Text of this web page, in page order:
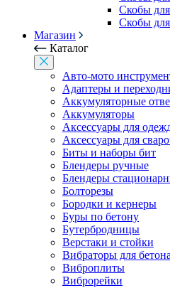
Скобы
Скобы для
Магазин
Каталог
Авто-мото
Адаптеры и
Аккумуляторные
Аккумуляторы
Аксессуары для
Аксессуары для
Биты и наборы бит
Блендеры ручные
Блендеры
Болторезы
Бородки и кернеры
Буры по бетону
Бутербродницы
Верстаки и стойки
Вибраторы для бетона
Виброплиты
Виброрейки